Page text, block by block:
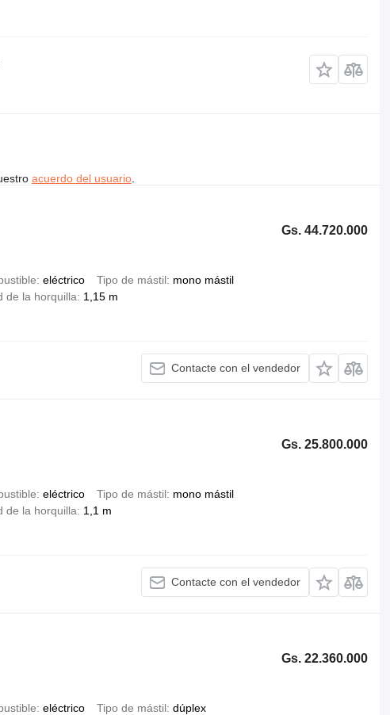
acuerdo del usuario.
Gs. 44.720.000
eléctrico Tipo de mástil mono mástil
de la horquilla 1,15 m
Contacte con el vendedor
Gs. 25.800.000
eléctrico Tipo de mástil mono mástil
de la horquilla 1,1 m
Contacte con el vendedor
Gs. 22.360.000
eléctrico Tipo de mástil dúplex